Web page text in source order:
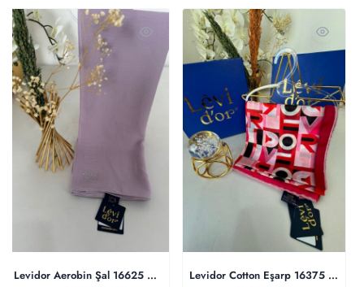
Levidor Aerobin Şal 16625 – Lila Levidor Cotton Eşarp 16375 –